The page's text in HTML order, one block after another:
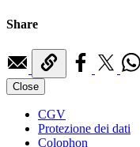
Share
Close
CGV
Protezione dei dati
Colophon